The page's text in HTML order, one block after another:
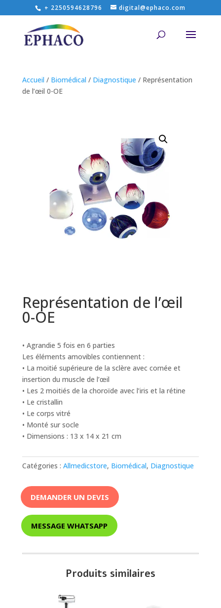
+ 2250594628796 digital@ephaco.com
Accueil / Biomédical / Diagnostique / Représentation
de l’œil 0-OE
Représentation de l’œil
0-OE
• Agrandie 5 fois en 6 parties
Les éléments amovibles contiennent :
• La moitié supérieure de la sclère avec cornée et
insertion du muscle de l’œil
• Les 2 moitiés de la choroïde avec l’iris et la rétine
• Le cristallin
• Le corps vitré
• Monté sur socle
• Dimensions : 13 x 14 x 21 cm
Catégories : Allmedicstore, Biomédical, Diagnostique
DEMANDER UN DEVIS
MESSAGE WHATSAPP
Produits similaires